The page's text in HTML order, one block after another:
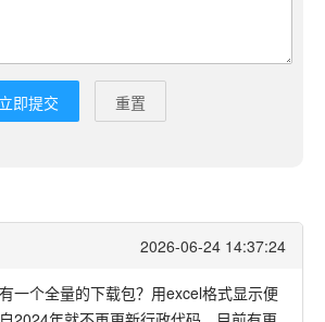
立即提交 重置
2026-06-24 14:37:24
一个全量的下载包？用excel格式显示便